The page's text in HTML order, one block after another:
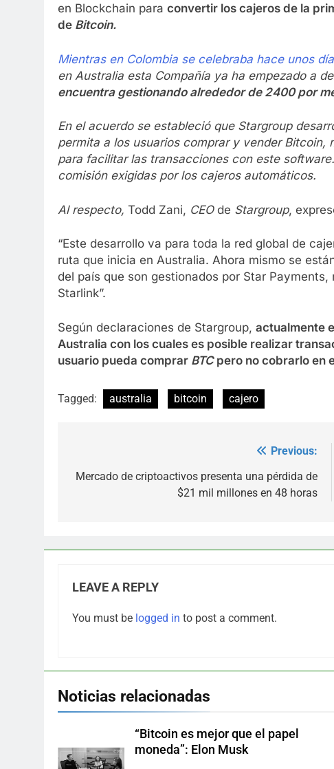
en Blockchain para convertir los cajeros de la
de Bitcoin.
Mientras en Colombia se celebraba hace unos
en Australia esta Compañía ya ha empezado a
encuentra gestionando alrededor de 2400 por
En el acuerdo se estableció que Stargroup
permita a los usuarios comprar y vender Bitcoin,
para facilitar las transacciones con este
comisión exigidas por los cajeros automáticos.
Al respecto, Todd Zani, CEOde Stargroup,
“Este desarrollo va para toda la red global de
ruta que inicia en Australia. Ahora mismo se
del país que son gestionados por Star
Starlink”.
Según declaraciones de Stargroup, actualmente
Australia con los cuales es posible realizar
usuario pueda comprar BTCpero no cobrarlo en
Tagged: australia bitcoin cajero
navigation
Previous:
Mercado de criptoactivos presenta una pérdida de
$21 mil millones en 48 horas
LEAVE A REPLY
You must be logged in to post a comment.
Noticias relacionadas
“Bitcoin es mejor que el papel
moneda”: Elon Musk